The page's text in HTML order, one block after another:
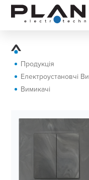
Продукція
Електроустановчі
Вимикачі